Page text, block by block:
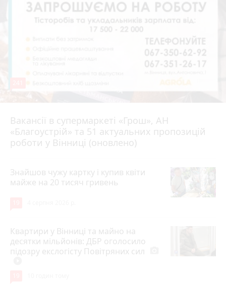
Вакансії в супермаркеті «Грош», АН
«Благоустрій» та 51 актуальних пропозицій
роботи у Вінниці (оновлено)
4 серпня 2026 р.
Знайшов чужу картку і купив квіти
майже на 20 тисяч гривень
Квартири у Вінниці та майно на
десятки мільйонів: ДБР оголосило
підозру екслогісту Повітряних сил